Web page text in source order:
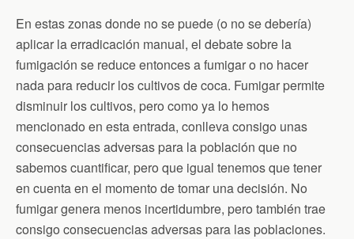
En estas zonas donde no se puede (o no se debería)
aplicar la erradicación manual, el debate sobre la
fumigación se reduce entonces a fumigar o no hacer
nada para reducir los cultivos de coca. Fumigar permite
disminuir los cultivos, pero como ya lo hemos
mencionado en esta entrada, conlleva consigo unas
consecuencias adversas para la población que no
sabemos cuantificar, pero que igual tenemos que tener
en cuenta en el momento de tomar una decisión. No
fumigar genera menos incertidumbre, pero también trae
consigo consecuencias adversas para las poblaciones.